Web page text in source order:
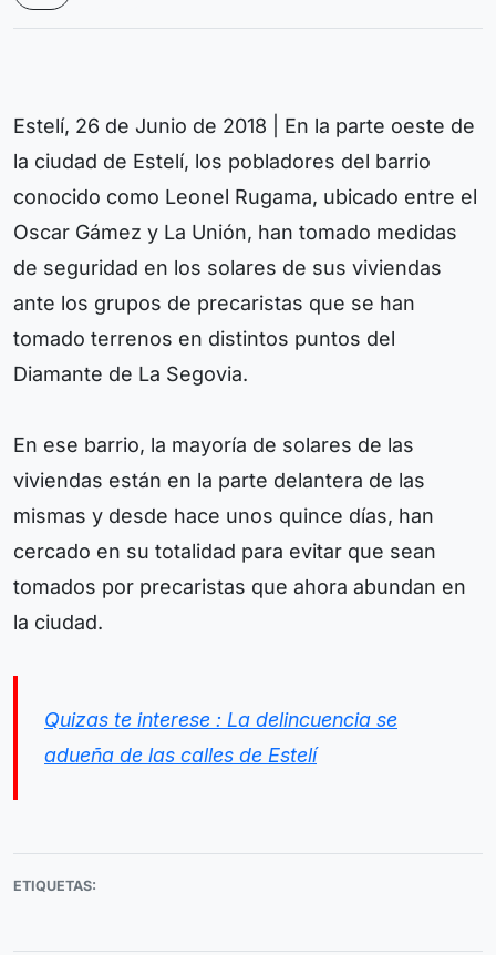
Estelí, 26 de Junio de 2018 | En la parte oeste de
la ciudad de Estelí, los pobladores del barrio
conocido como Leonel Rugama, ubicado entre el
Oscar Gámez y La Unión, han tomado medidas
de seguridad en los solares de sus viviendas
ante los grupos de precaristas que se han
tomado terrenos en distintos puntos del
Diamante de La Segovia.
En ese barrio, la mayoría de solares de las
viviendas están en la parte delantera de las
mismas y desde hace unos quince días, han
cercado en su totalidad para evitar que sean
tomados por precaristas que ahora abundan en
la ciudad.
Quizas te interese : La delincuencia se
adueña de las calles de Estelí
ETIQUETAS: